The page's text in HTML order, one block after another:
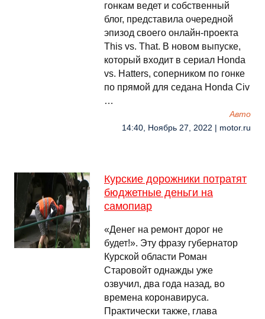
гонкам ведет и собственный
блог, представила очередной
эпизод своего онлайн-проекта
This vs. That. В новом выпуске,
который входит в сериал Honda
vs. Hatters, соперником по гонке
по прямой для седана Honda Civ
…
Авто
14:40, Ноябрь 27, 2022 | motor.ru
Курские дорожники потратят
бюджетные деньги на
самопиар
«Денег на ремонт дорог не
будет!». Эту фразу губернатор
Курской области Роман
Старовойт однажды уже
озвучил, два года назад, во
времена коронавируса.
Практически также, глава